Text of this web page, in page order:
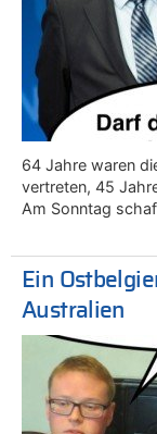
64 Jahre waren
vertreten, 45
Am Sonntag
Ein
Australien